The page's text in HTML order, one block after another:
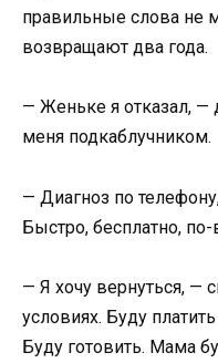
правильные слова не
возвращают два года.
— Женьке я отказал, —
меня подкаблучником.
— Диагноз по
Быстро, бесплатно,
— Я хочу вернуться, —
условиях. Буду
Буду готовить. Мама